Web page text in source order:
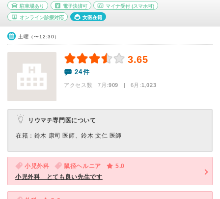
駐車場あり 電子決済可 マイナ受付 (スマホ可)
オンライン診療対応 女医在籍
土曜（〜12:30）
3.65
24件
アクセス数 7月:909 | 6月:1,023
リウマチ専門医について
在籍：鈴木 康司 医師、鈴木 文仁 医師
小児外科 鼠径ヘルニア
5.0
小児外科 とても良い先生です